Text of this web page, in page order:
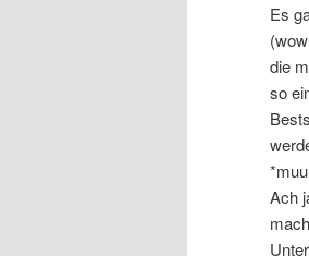
Es
die
so
Ach